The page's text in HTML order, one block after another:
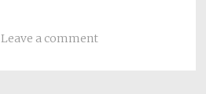
Leave a comment